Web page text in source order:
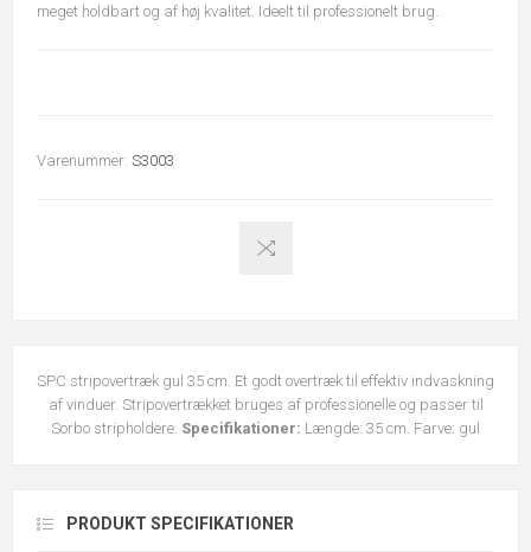
meget holdbart og af høj kvalitet. Ideelt til professionelt brug.
Varenummer: S3003
SPC stripovertræk gul 35 cm. Et godt overtræk til effektiv indvaskning
af vinduer. Stripovertrækket bruges af professionelle og passer til
Sorbo stripholdere. Specifikationer: Længde: 35 cm. Farve: gul
PRODUKT SPECIFIKATIONER